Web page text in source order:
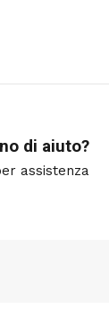
di aiuto?
assistenza